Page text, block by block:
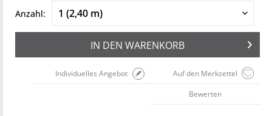
Anzahl:
IN DEN WARENKORB
Auf den Merkzettel
Individuelles Angebot
Bewerten